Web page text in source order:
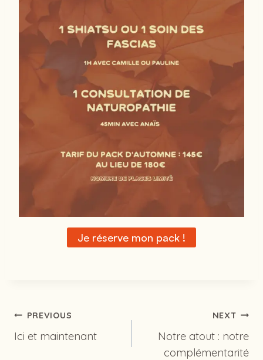
Je réserve mon pack !
Post
navigation
PREVIOUS
Ici et maintenant
NEXT
Notre atout : notre
complémentarité